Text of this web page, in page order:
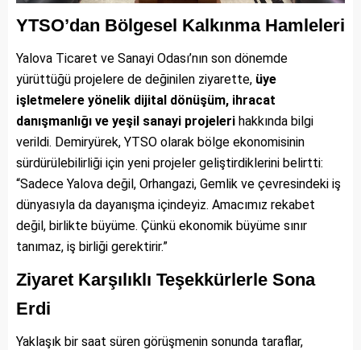
YTSO’dan Bölgesel Kalkınma Hamleleri
Yalova Ticaret ve Sanayi Odası’nın son dönemde
yürüttüğü projelere de değinilen ziyarette, üye
işletmelere yönelik dijital dönüşüm, ihracat
danışmanlığı ve yeşil sanayi projeleri hakkında bilgi
verildi. Demiryürek, YTSO olarak bölge ekonomisinin
sürdürülebilirliği için yeni projeler geliştirdiklerini belirtti:
“Sadece Yalova değil, Orhangazi, Gemlik ve çevresindeki iş
dünyasıyla da dayanışma içindeyiz. Amacımız rekabet
değil, birlikte büyüme. Çünkü ekonomik büyüme sınır
tanımaz, iş birliği gerektirir.”
Ziyaret Karşılıklı Teşekkürlerle Sona
Erdi
Yaklaşık bir saat süren görüşmenin sonunda taraflar,